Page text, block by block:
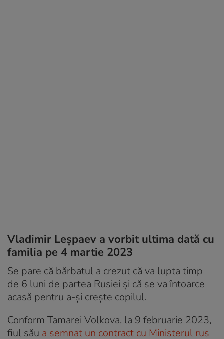
Vladimir Leșpaev a vorbit ultima dată cu
familia pe 4 martie 2023
Se pare că bărbatul a crezut că va lupta timp
de 6 luni de partea Rusiei și că se va întoarce
acasă pentru a-și crește copilul.
Conform Tamarei Volkova, la 9 februarie 2023,
fiul său a semnat un contract cu Ministerul rus